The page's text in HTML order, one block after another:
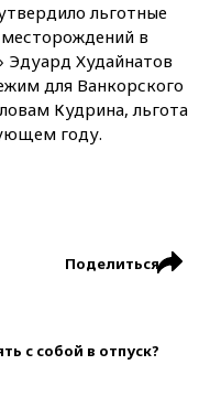
льготные
в
Эдуард Худайнатов
для Ванкорского
Кудрина, льгота
году.
Поделиться
с собой в отпуск?